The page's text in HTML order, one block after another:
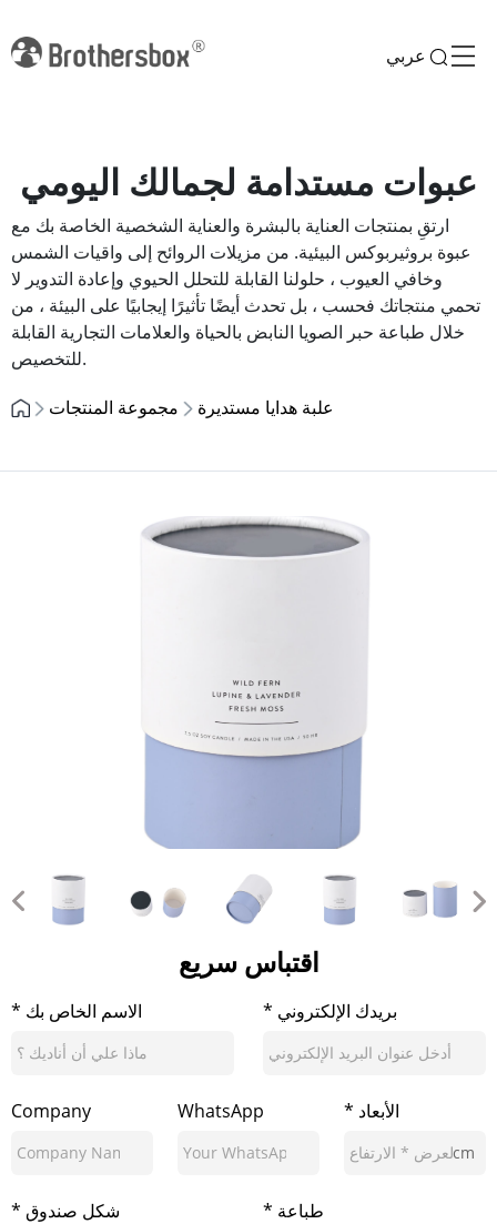
عربي
عبوات مستدامة لجمالك اليومي
ارتقِ بمنتجات العناية بالبشرة والعناية الشخصية الخاصة بك مع
عبوة بروثيربوكس البيئية. من مزيلات الروائح إلى واقيات الشمس
وخافي العيوب ، حلولنا القابلة للتحلل الحيوي وإعادة التدوير لا
تحمي منتجاتك فحسب ، بل تحدث أيضًا تأثيرًا إيجابيًا على البيئة ، من
خلال طباعة حبر الصويا النابض بالحياة والعلامات التجارية القابلة
للتخصيص.
مجموعة المنتجات
علبة هدايا مستديرة
اقتباس سريع
* الاسم الخاص بك * بريدك الإلكتروني
Company WhatsApp * الأبعاد
cm
* شكل صندوق * طباعة